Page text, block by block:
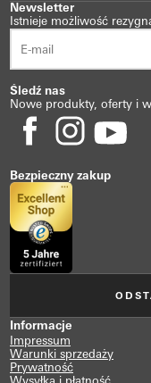
Newsletter
Istnieje możliwość
Śledź nas
Nowe produkty, oferty i
Bezpieczny zakup
Informacje
Impressum
Warunki sprzedaży
Prywatność